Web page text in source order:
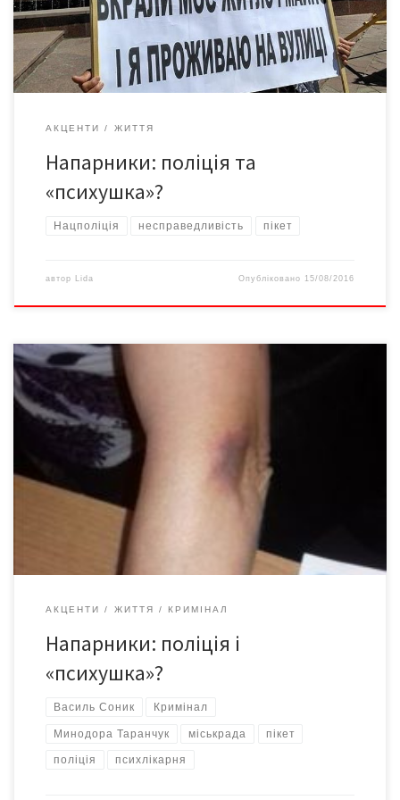
для захисту та вирішення своїх законних прав та інтересів» і
триватиме захід від 9.00 до 18.00 по вул. Головній, 24, вул. […]
АКЦЕНТИ ЖИТТЯ
Напарники: поліція та
«психушка»?
Нацполіція несправедливість пікет
автор Lida Опубліковано 15/08/2016
Першого серпня під Головним управлінням Нацполіції у
Чернівецькій області відбувся пікет громадянки Минодори
Василівни Таранчук. Пані завчасно повідомила про свою акцію
Чернівецьку міську раду, вказавши, що буде «з плакатом для
захисту та вирішення своїх законних прав та інтересів» і
проводитиме захід з 9.00 до 18.00 на території по вул.
АКЦЕНТИ ЖИТТЯ КРИМІНАЛ
Напарники: поліція і
«психушка»?
Василь Соник Кримінал
Минодора Таранчук міськрада пікет
поліція психлікарня